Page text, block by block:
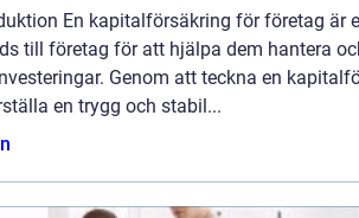
En kapitalförsäkring för företag är
till företag för att hjälpa dem hantera
Genom att teckna en
en trygg och stabil...